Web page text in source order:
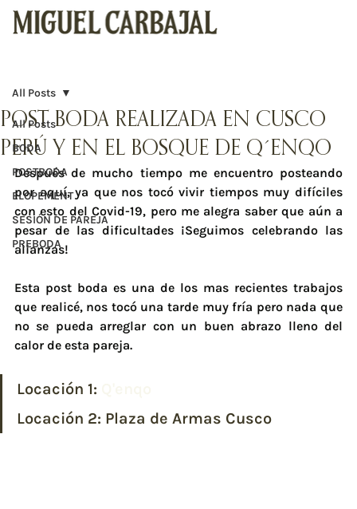
All Posts
BODA
POSTBODA
ELOPEMENT
SESIÓN DE PAREJA
PREBODA
All Posts
POST BODA REALIZADA EN CUSCO
PERÚ Y EN EL BOSQUE DE Q´ENQO
Después de mucho tiempo me encuentro posteando
por aquí, ya que nos tocó vivir tiempos muy difíciles
con esto del Covid-19, pero me alegra saber que aún a
pesar de las dificultades ¡Seguimos celebrando las
alianzas!
Esta post boda es una de los mas recientes trabajos
que realicé, nos tocó una tarde muy fría pero nada que
no se pueda arreglar con un buen abrazo lleno del
calor de esta pareja.
Locación 1:
Locación 2: Plaza de Armas Cusco